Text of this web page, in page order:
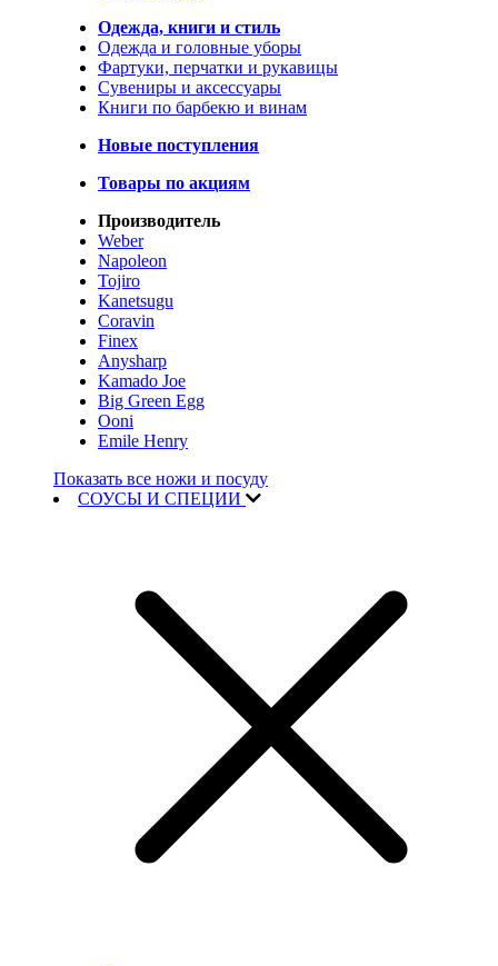
Одежда, книги и стиль
Одежда и головные уборы
Фартуки, перчатки и рукавицы
Сувениры и аксессуары
Книги по барбекю и винам
Новые поступления
Товары по акциям
Производитель
Weber
Napoleon
Tojiro
Kanetsugu
Coravin
Finex
Anysharp
Kamado Joe
Big Green Egg
Ooni
Emile Henry
Показать все ножи и посуду
СОУСЫ И СПЕЦИИ